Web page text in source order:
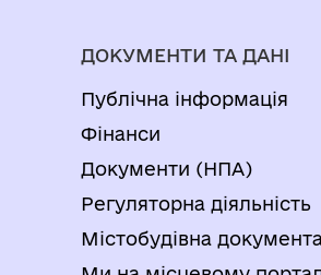
ДОКУМЕНТИ ТА ДАНІ
Публічна інформація
Фінанси
Документи (НПА)
Регуляторна діяльність
Містобудівна